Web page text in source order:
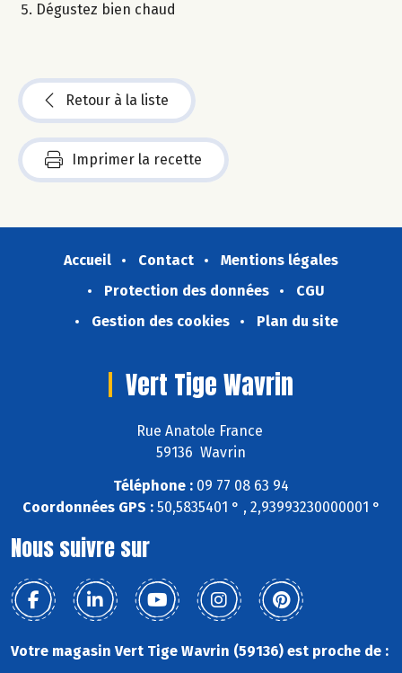
Dégustez bien chaud
Retour à la liste
Imprimer la recette
Accueil Contact
Mentions légales
Protection des données
CGU
Gestion des cookies
Plan du site
Vert Tige Wavrin
Rue Anatole France
59136 Wavrin
Téléphone : 09 77 08 63 94
Coordonnées GPS :50,5835401 ° , 2,93993230000001 °
Nous suivre sur
Votre magasin Vert Tige Wavrin (59136) est proche de :